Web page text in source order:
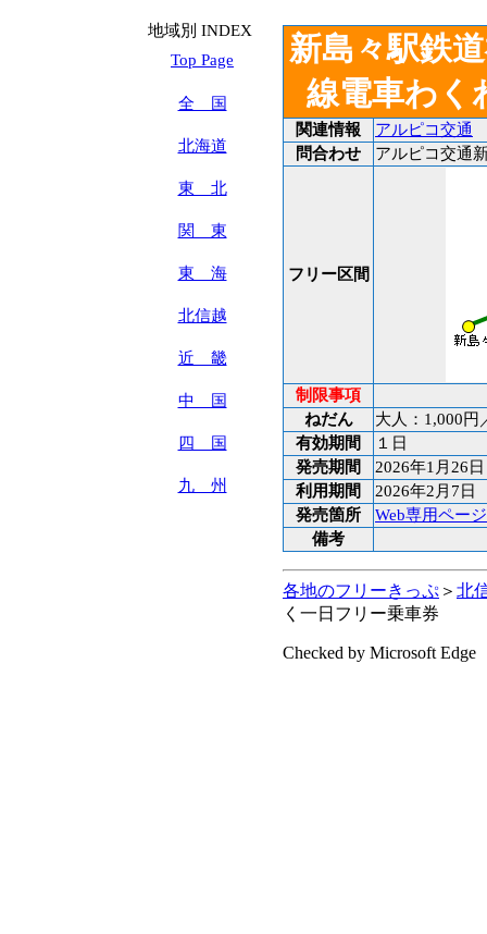
地域別 INDEX
Top Page
全 国
北海道
東 北
関 東
東 海
北信越
近 畿
中 国
四 国
九 州
新島々駅鉄
線電車わく
関連情報
アルピコ交通
問合わせ
アルピコ交通
フリー区間
制限事項
ねだん
大人：1,000円
有効期間
１日
発売期間
2026年1月26
利用期間
2026年2月7日
発売箇所
Web専用ページ
備考
各地のフリーきっぷ ＞ 北
く一日フリー乗車券
Checked by Microsoft Edge